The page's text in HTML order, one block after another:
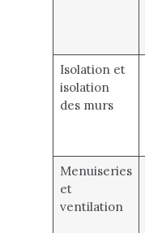
Isolation et
isolation
des murs
Menuiseries
et
ventilation